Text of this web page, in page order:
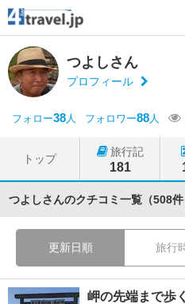
つよしさん
プロフィール
フォロー38人 フォロワー88人
トップ
旅行記
181
つよしさんのクチコミ一覧（508件
更新日順 旅行
岬の先端まで歩